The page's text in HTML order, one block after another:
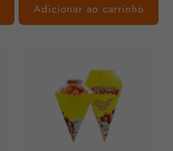
Adicionar ao carrinho